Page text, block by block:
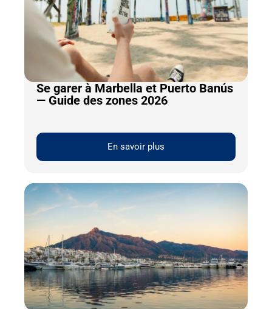
Se garer à Marbella et Puerto Banús
— Guide des zones 2026
En savoir plus